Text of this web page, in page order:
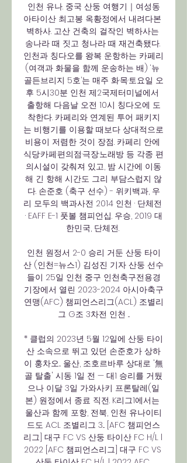
인천 유나. 중국 산둥 여행기｜여성동
아타이산 최고봉 옥황정에서 내려다본
벽하사. 고산 건축의 걸작인 벽하사는
송나라 때 짓고 청나라 때 재건축됐다.
인천과 칭다오를 왕복 운항하는 카페리
(여객과 화물을 함께 운송하는 배) ‘뉴
골든브리지 5호’는 매주 화·목·토요일 오
후 5시30분 인천 제2국제터미널에서
출항해 다음날 오전 10시 칭다오에 도
착한다. 카페리와 연계된 투어 패키지
는 비행기를 이용할 때보다 상대적으로
비용이 저렴한 것이 장점. 카페리 안에
식당·카페·편의점·극장·노래방 등 각종 편
의시설이 갖춰져 있고, 밤 시간에 이동
해 긴 항해 시간도 그리 부담스럽지 않
다. 손준호 (축구 선수) - 위키백과, 우
리 모두의 백과사전 2014 인천 · 단체전
· EAFF E-1 풋볼 챔피언십. 우승, 2019 대
한민국, 단체전.
인천 원정서 2-0 승리 거둔 산둥 타이
산 (인천=뉴스1) 김성진 기자 산둥 선수
들이 25일 인천 중구 인천축구전용경
기장에서 열린 2023-2024 아시아축구
연맹(AFC) 챔피언스리그(ACL) 조별리
그 G조 3차전 인천 ...
* 클럽의 2023년 5월 12일에 산둥 타이
산 소속으로 뛰고 있던 손준호가 상하
이 훙차오... 울산, 조호르바루 상대로 '無
골 탈출' 시동 1일 전 — 대1 승리를 거뒀
으나 이달 3일 가와사키 프론탈레(일
본) 원정에서 종료 직전. K리그1에서는
울산과 함께 포항, 전북, 인천 유나이티
드도 ACL 조별리그 3... [AFC 챔피언스
리그] 대구 FC VS 산둥 타이산 FC H/L l
2022 [AFC 챔피언스리그] 대구 FC VS